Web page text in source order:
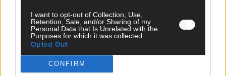
I want to opt-out of Collection, Use,
Retention, Sale, and/or Sharing of my
Personal Data that Is Unrelated with the
Purposes for which it was collected.
Opted Out
CONFIRM
DIREKT ZUM THEMA
Politik & Co
Money Matters
Tipps & Tricks